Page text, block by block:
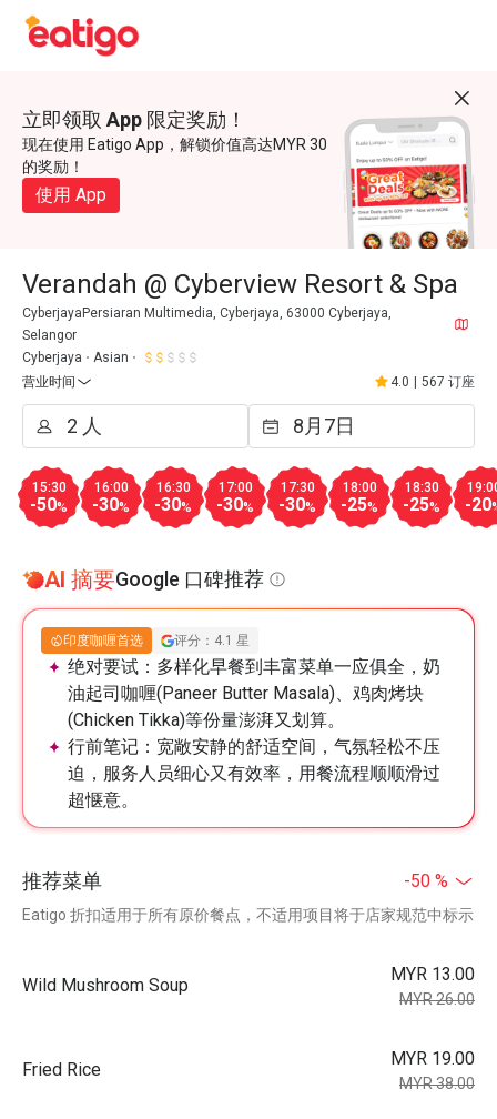
立即领取 App 限定奖励！
现在使用 Eatigo App，解锁价值高达MYR 30
的奖励！
使用 App
Verandah @ Cyberview Resort & Spa
CyberjayaPersiaran Multimedia, Cyberjaya, 63000 Cyberjaya,
Selangor
Cyberjaya
Asian
营业时间
4.0 567 订座
15:30
-50%
16:00
-30%
16:30
-30%
17:00
-30%
17:30
-30%
18:00
-25%
18:30
-25% -20
AI 摘要Google 口碑推荐
印度咖喱首选 评分：4.1 星
绝对要试： 多样化早餐到丰富菜单一应俱全，奶
油起司咖喱(Paneer Butter Masala)、鸡肉烤块
(Chicken Tikka)等份量澎湃又划算。
行前笔记： 宽敞安静的舒适空间，气氛轻松不压
迫，服务人员细心又有效率，用餐流程顺顺滑过
超惬意。
推荐菜单 -50 %
Eatigo 折扣适用于所有原价餐点，不适用项目将于店家规范中标示
Wild Mushroom Soup
MYR 13.00
MYR 26.00
Fried Rice
MYR 19.00
MYR 38.00